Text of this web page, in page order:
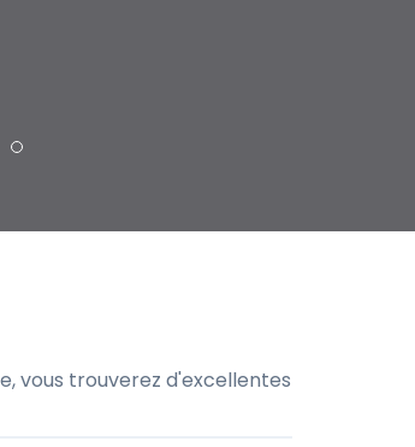
vous trouverez d'excellentes